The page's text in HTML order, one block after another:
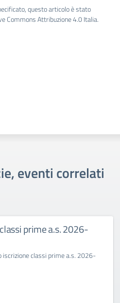
questo articolo è stato
Commons Attribuzione 4.0 Italia.
eventi correlati
a.s. 2026-
prime a.s. 2026-